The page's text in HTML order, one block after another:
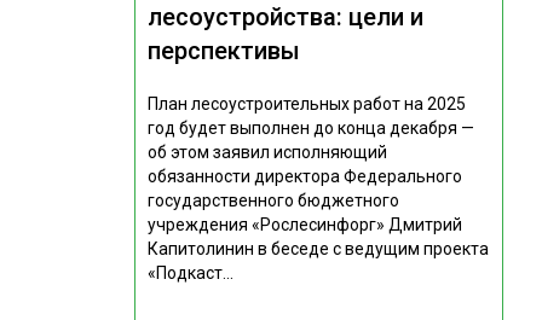
лесоустройства: цели и
перспективы
План лесоустроительных работ на 2025
год будет выполнен до конца декабря —
об этом заявил исполняющий
обязанности директора Федерального
государственного бюджетного
учреждения «Рослесинфорг» Дмитрий
Капитолинин в беседе с ведущим проекта
«Подкаст...